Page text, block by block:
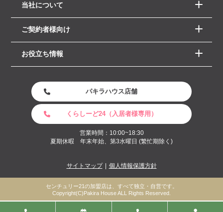
当社について
ご契約者様向け
お役立ち情報
パキラハウス店舗
くらしーど24（入居者様専用）
営業時間：10:00~18:30
夏期休暇 年末年始、第3水曜日 (繁忙期除く)
サイトマップ 個人情報保護方針
センチュリー21の加盟店は、すべて独立・自営です。
Copyright(C)Pakira House ALL Rights Reserved.